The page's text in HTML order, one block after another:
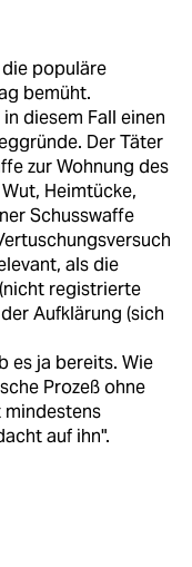
populäre
bemüht.
diesem Fall einen
Der Täter
zur Wohnung des
Heimtücke,
Schusswaffe
als die
registrierte
Aufklärung (sich
es ja bereits. Wie
Prozeß ohne
mindestens
auf ihn".